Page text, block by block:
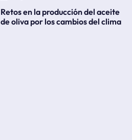
Retos en la producción del aceite
de oliva por los cambios del clima